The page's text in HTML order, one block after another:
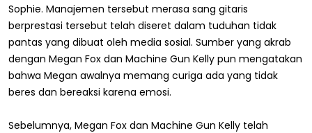
Sophie. Manajemen tersebut merasa sang gitaris
berprestasi tersebut telah diseret dalam tuduhan tidak
pantas yang dibuat oleh media sosial. Sumber yang akrab
dengan Megan Fox dan Machine Gun Kelly pun mengatakan
bahwa Megan awalnya memang curiga ada yang tidak
beres dan bereaksi karena emosi.
Sebelumnya, Megan Fox dan Machine Gun Kelly telah